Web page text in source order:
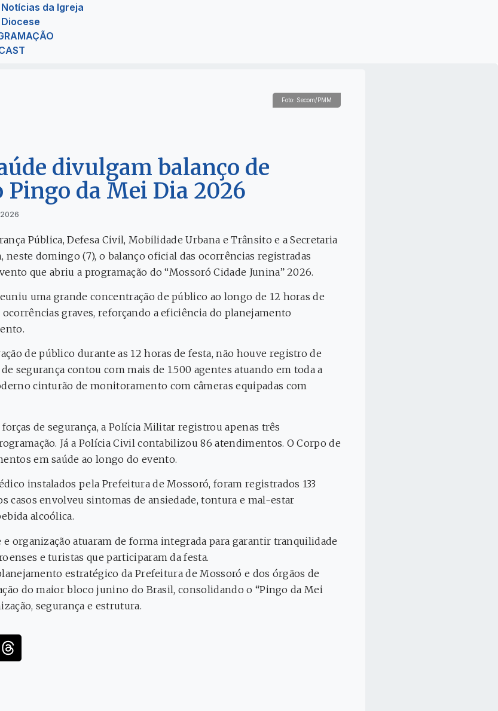
Notícias da Igreja
Diocese
Foto: Secom/PMM
divulgam balanço de
Pingo da Mei Dia 2026
Pública, Defesa Civil, Mobilidade Urbana e Trânsito e a Secretaria
neste domingo (7), o balanço oficial das ocorrências registradas
que abriu a programação do “Mossoró Cidade Junina” 2026.
uma grande concentração de público ao longo de 12 horas de
graves, reforçando a eficiência do planejamento
de público durante as 12 horas de festa, não houve registro de
segurança contou com mais de 1.500 agentes atuando em toda a
cinturão de monitoramento com câmeras equipadas com
de segurança, a Polícia Militar registrou apenas três
Já a Polícia Civil contabilizou 86 atendimentos. O Corpo de
em saúde ao longo do evento.
instalados pela Prefeitura de Mossoró, foram registrados 133
casos envolveu sintomas de ansiedade, tontura e mal-estar
alcoólica.
e organização atuaram de forma integrada para garantir tranquilidade
e turistas que participaram da festa.
estratégico da Prefeitura de Mossoró e dos órgãos de
do maior bloco junino do Brasil, consolidando o “Pingo da Mei
segurança e estrutura.